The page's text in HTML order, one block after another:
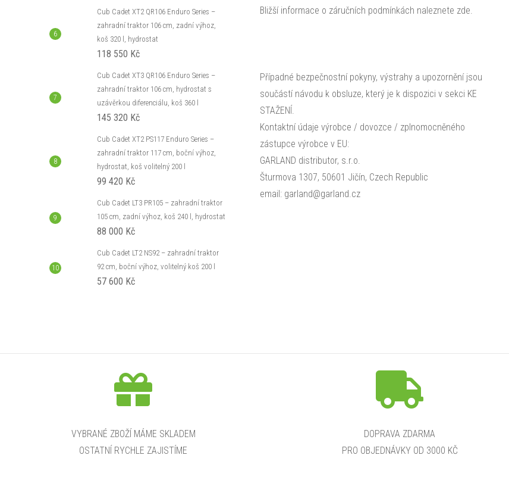
Cub Cadet XT2 QR106 Enduro Series –
zahradní traktor 106 cm, zadní výhoz,
koš 320 l, hydrostat
118 550 Kč
Cub Cadet XT3 QR106 Enduro Series –
zahradní traktor 106 cm, hydrostat s
uzávěrkou diferenciálu, koš 360 l
145 320 Kč
Cub Cadet XT2 PS117 Enduro Series –
zahradní traktor 117 cm, boční výhoz,
hydrostat, koš volitelný 200 l
99 420 Kč
Cub Cadet LT3 PR105 – zahradní traktor
105 cm, zadní výhoz, koš 240 l, hydrostat
88 000 Kč
Cub Cadet LT2 NS92 – zahradní traktor
92 cm, boční výhoz, volitelný koš 200 l
57 600 Kč
Bližší informace o záručních podmínkách naleznete zde.
Případné bezpečnostní pokyny, výstrahy a upozornění jsou
součástí návodu k obsluze, který je k dispozici v sekci KE
STAŽENÍ.
Kontaktní údaje výrobce / dovozce / zplnomocněného
zástupce výrobce v EU:
GARLAND distributor, s.r.o.
Šturmova 1307, 50601 Jičín, Czech Republic
email: garland@garland.cz
VYBRANÉ ZBOŽÍ MÁME SKLADEM
OSTATNÍ RYCHLE ZAJISTÍME
DOPRAVA ZDARMA
PRO OBJEDNÁVKY OD 3000 KČ